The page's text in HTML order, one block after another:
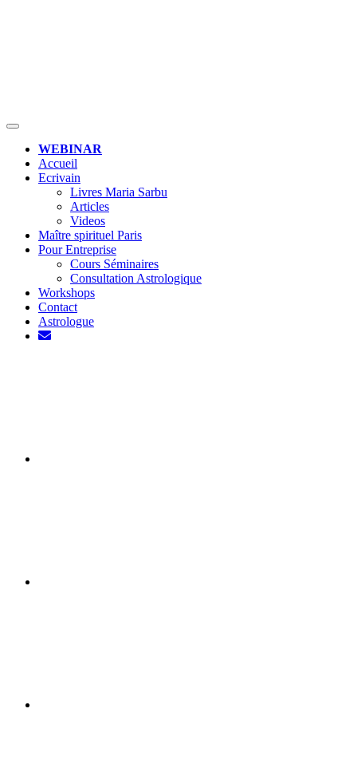
MENU
WEBINAR
Accueil
Ecrivain
Livres Maria Sarbu
Articles
Videos
Maître spirituel Paris
Pour Entreprise
Cours Séminaires
Consultation Astrologique
Workshops
Contact
Astrologue